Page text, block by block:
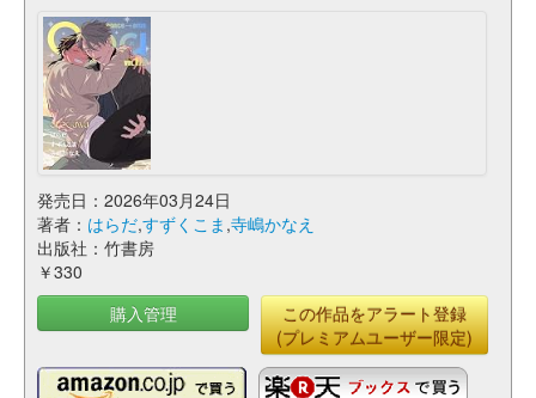
発売日：2026年03月24日
著者： はらだ,すずくこま ,寺嶋かなえ
出版社：竹書房
￥330
購入管理
この作品をアラート登録
(プレミアムユーザー限定)